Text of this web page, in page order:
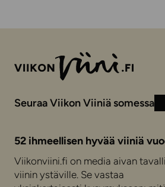
Seuraa Viikon Viiniä somessa
52 ihmeellisen hyvää viiniä
Viikonviini.fi on media aivan
viinin ystäville. Se vastaa